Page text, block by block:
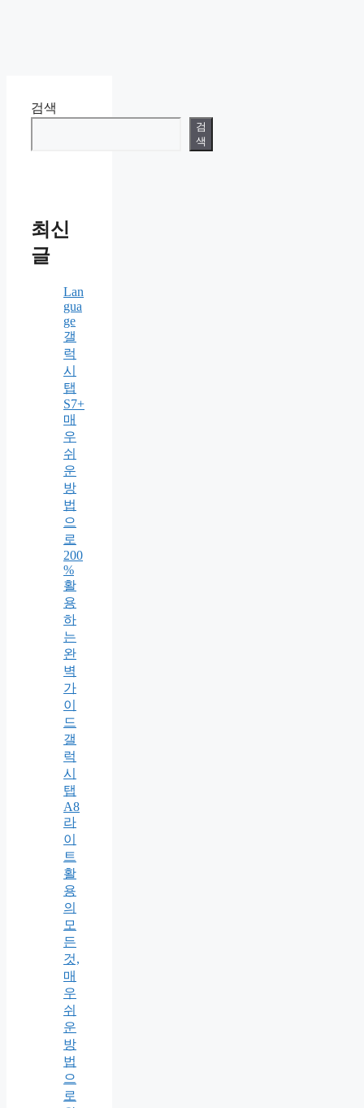
검색
검
색
최신
글
Lan
gua
ge
갤
럭
시
탭
S7+
매
우
쉬
운
방
법
으
로
200
%
활
용
하
는
완
벽
가
이
드
갤
럭
시
탭
A8
라
이
트
활
용
의
모
든
것,
매
우
쉬
운
방
법
으
로